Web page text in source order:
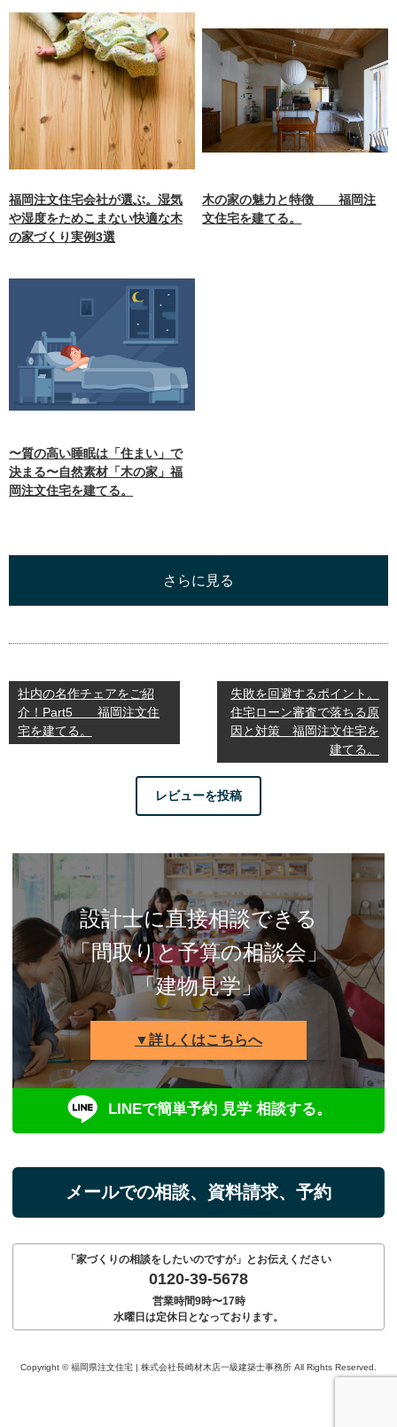
福岡注文住宅会社が選ぶ。湿気
や湿度をためこまない快適な木
の家づくり実例3選
木の家の魅力と特徴 福岡注
文住宅を建てる。
〜質の高い睡眠は「住まい」で
決まる〜自然素材「木の家」福
岡注文住宅を建てる。
さらに見る
社内の名作チェアをご紹
介！Part5 福岡注文住
宅を建てる。
失敗を回避するポイント。
住宅ローン審査で落ちる原
因と対策 福岡注文住宅を
建てる。
レビューを投稿
設計士に直接相談できる
「間取りと予算の相談会」
「建物見学」
▼詳しくはこちらへ
LINEで簡単予約 見学 相談する。
メールでの相談、資料請求、予約
「家づくりの相談をしたいのですが」とお伝えください
0120-39-5678
営業時間9時〜17時
水曜日は定休日となっております。
Copyright © 福岡県注文住宅 | 株式会社長崎材木店一級建築士事務所 All Rights Reserved.